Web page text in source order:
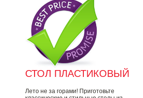
СТОЛ ПЛАСТИКОВЫЙ
Лето не за горами! Приготовьте